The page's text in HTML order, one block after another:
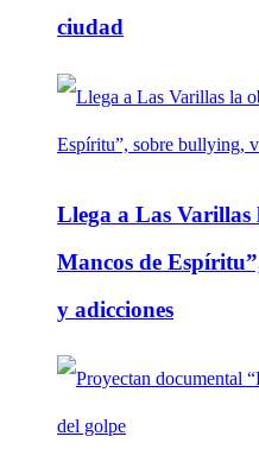
ciudad
Llega a Las Varillas
Mancos de
y adicciones